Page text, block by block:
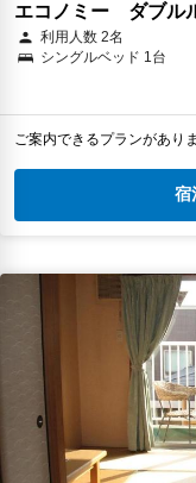
エコノミー ダブル
利用人数 2名
シングルベッド 1台
ご案内できるプランがあり
宿